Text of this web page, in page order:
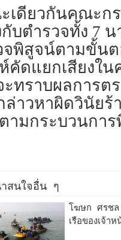
เดียวกันคณะกร
กับตำรวจทั้ง​ 7​
จพิสูจน์​ตามขั้น
คัดแยกเสียงใ
ะทราบผลการ
าวหาผิดวินัยร้
ตามกระบวนกา
าสนใจอื่น ๆ
โฆษก ศรชล
เรือของเจ้าห